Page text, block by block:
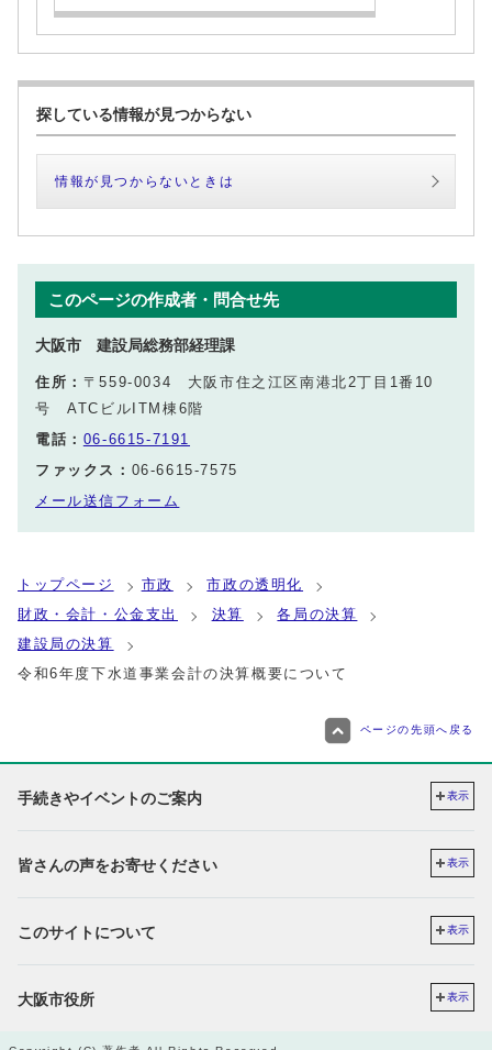
探している情報が見つからない
情報が見つからないときは
このページの作成者・問合せ先
大阪市 建設局総務部経理課
住所： 〒559-0034 大阪市住之江区南港北2丁目1番10
号 ATCビルITM棟6階
電話： 06-6615-7191
ファックス： 06-6615-7575
メール送信フォーム
トップページ 市政
市政の透明化
財政・会計・公金支出
決算
各局の決算
建設局の決算
令和6年度下水道事業会計の決算概要について
ページの先頭へ戻る
手続きやイベントのご案内 表示
皆さんの声をお寄せください 表示
このサイトについて 表示
大阪市役所 表示